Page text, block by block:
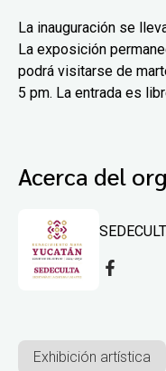
La inauguración se
La exposición
podrá visitarse de
5 pm. La entrada es
Acerca del
Exhibición artística